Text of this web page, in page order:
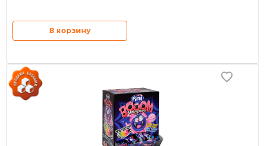
В корзину